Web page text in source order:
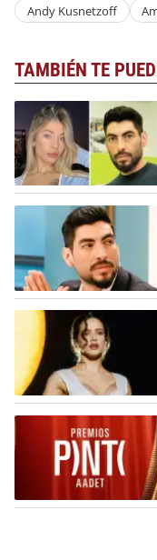
Andy Kusnetzoff
TAMBIÉN TE